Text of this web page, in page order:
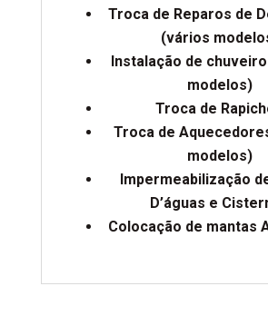
Troca de Reparos de
(vários
Instalação de
modelos)
Troca de
Troca de
modelos)
Impermeabilização
D’águas e
Colocação de mantas